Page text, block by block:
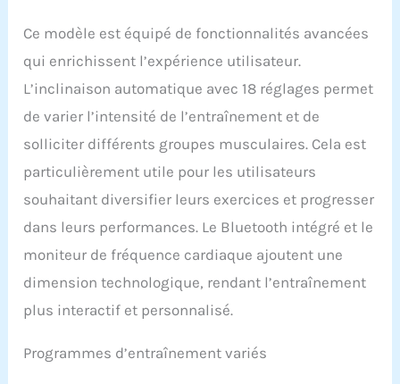
Ce modèle est équipé de fonctionnalités avancées
qui enrichissent l’expérience utilisateur.
L’inclinaison automatique avec 18 réglages permet
de varier l’intensité de l’entraînement et de
solliciter différents groupes musculaires. Cela est
particulièrement utile pour les utilisateurs
souhaitant diversifier leurs exercices et progresser
dans leurs performances. Le Bluetooth intégré et le
moniteur de fréquence cardiaque ajoutent une
dimension technologique, rendant l’entraînement
plus interactif et personnalisé.
Programmes d’entraînement variés